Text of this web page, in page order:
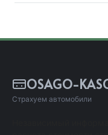
OSAGO-
Страхуем автомобили